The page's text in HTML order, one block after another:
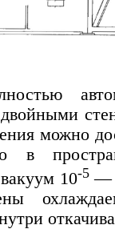
можно
в
10-5—